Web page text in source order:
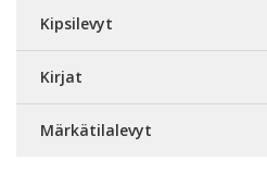
Kipsilevyt
Kirjat
Märkätilalevyt